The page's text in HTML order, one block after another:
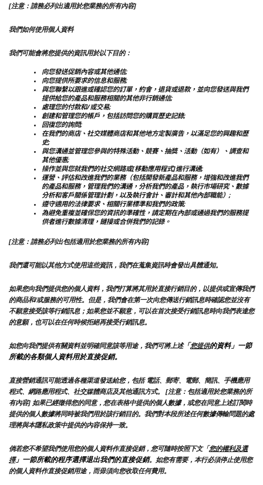
[注意：請務必列出適用於您業務的所有內容]
我們如何使用個人資料
我們可能會將您提供的資訊用於以下目的：
向您發送促銷內容或其他通信;
向您提供所要求的信息和服務;
與您聯繫以跟進或確認您的訂單，約會，退貨或退款，並向您發送與我們
提供給您的產品和服務相關的其他非行銷通信;
處理您的付款和/或交易;
創建和管理您的帳戶，包括訪問您的購買歷史記錄;
回復您的詢問;
在我們的商店、社交媒體商店和其他地方定製廣告，以滿足您的興趣和歷
史;
與您溝通並管理您參與的特殊活動、競賽、抽獎、活動（如有）、調查和
其他優惠;
操作並與您就我們的社交網路或[移動應用程式]進行溝通;
運營、評估和改進我們的業務（包括開發新產品和服務，增強和改進我們
的產品和服務，管理我們的溝通，分析我們的產品，執行市場研究、數據
分析和客戶關係管理計劃，以及執行會計、審計和其他內部職能）;
遵守適用的法律要求、相關行業標準和我們的政策;
為避免重複並確保您的資訊的準確性，請定期在內部或通過我們的服務提
供者進行數據清理，鏈接或合併我們的記錄。
[注意：請務必列出包括適用於您業務的所有內容]
我們還可能以其他方式使用這些資訊，我們在蒐集資訊時會發出具體通知。
如果您向我們提供您的個人資料，我們打算將其用於直接行銷目的，以提供或宣傳我們
的商品和/或服務的可用性。但是，我們會在第一次向您傳送行銷訊息時確認您並沒有
不願意接受該等行銷訊息；如果您並不願意，可以在首次接受行銷訊息時向我們表達您
的意願，也可以在任何時候拒絕再接受行銷訊息。
如您向我們提供有關資料並明確同意該等用途，我們可將上述「您提供的資料」一節
所載的各類個人資料用於直接促銷。
直接營銷通訊可能透過各種渠道發送給您，包括 電話、郵寄、電郵、簡訊、手機應用
程式、網路應用程式、社交媒體商店及其他通訊方式。 [注意：包括適用於您業務的所
有內容] 如果已經徵得您的同意，您在表格中提供的個人數據，或您在同意上述訂閱時
提供的個人數據將同時被我們用於該行銷目的。我們對本段所述任何數據傳輸問題的處
理將與本隱私政策中提供的內容保持一致。
倘若您不希望我們使用您的個人資料作直接促銷，您可隨時按照下文「您的權利及選
擇」一節所載的程序選擇退出我們的直接促銷。如您有需要，本行必須停止使用您
的個人資料作直接促銷用途，而毋須向您收取任何費用。